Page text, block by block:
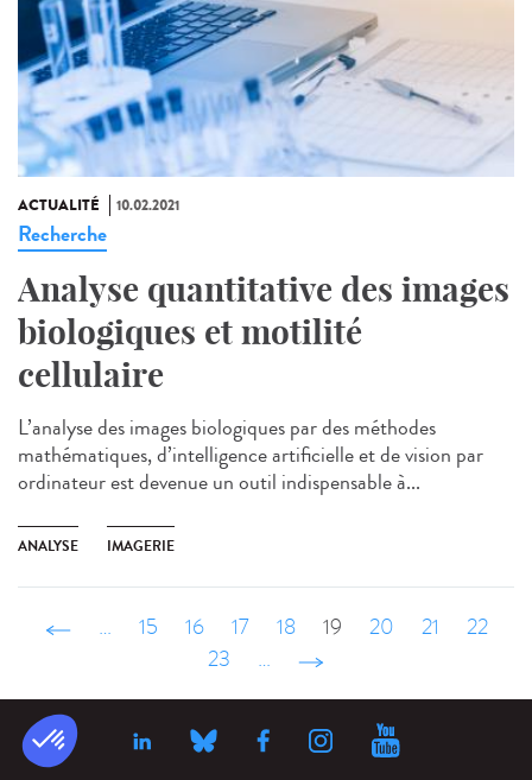
ACTUALITÉ 10.02.2021
Recherche
Analyse quantitative des images
biologiques et motilité
cellulaire
L’analyse des images biologiques par des méthodes
mathématiques, d’intelligence artificielle et de vision par
ordinateur est devenue un outil indispensable à...
ANALYSE IMAGERIE
‹ précédent
… 15 16 17 18 19 20 21
22
23
… suivant ›